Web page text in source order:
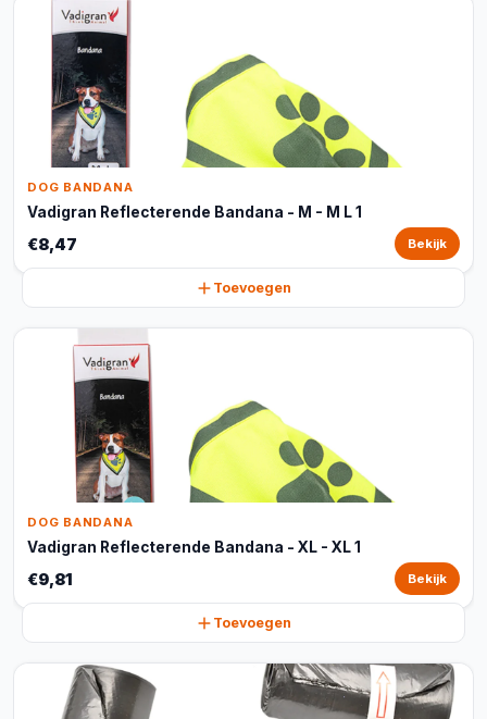
DOG BANDANA
Vadigran Reflecterende Bandana - M - M L 1
€8,47 Bekijk
Toevoegen
DOG BANDANA
Vadigran Reflecterende Bandana - XL - XL 1
€9,81 Bekijk
Toevoegen